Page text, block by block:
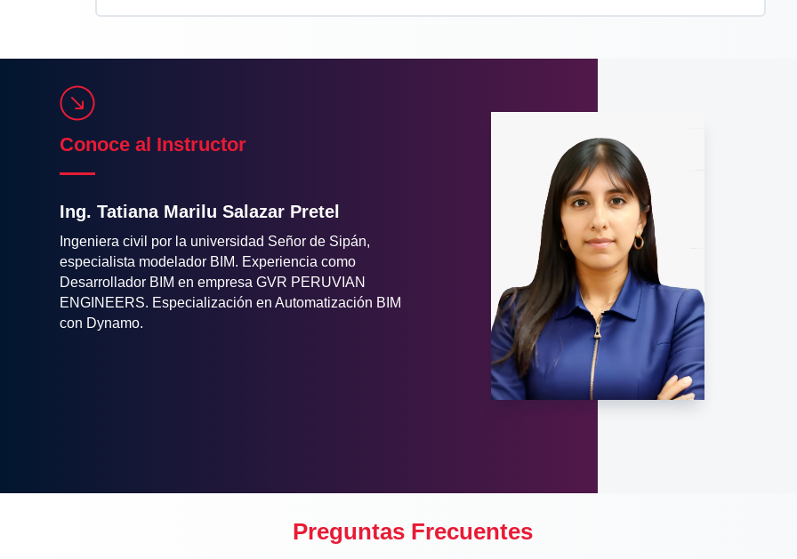
TEMA 2: ORGANIZACIÓN Y DEFINICIÓN DE VARIABLES
Conoce al Instructor
Ing. Tatiana Marilu Salazar Pretel
Ingeniera civil por la universidad Señor de Sipán,
especialista modelador BIM. Experiencia como
Desarrollador BIM en empresa GVR PERUVIAN
ENGINEERS. Especialización en Automatización BIM
con Dynamo.
Preguntas Frecuentes